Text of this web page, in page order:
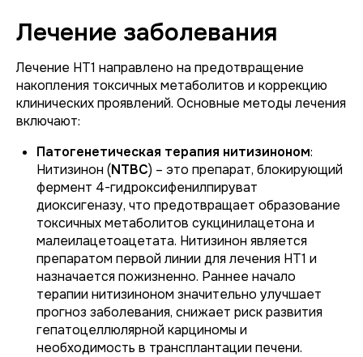
Лечение заболевания
Лечение НТ1 направлено на предотвращение
накопления токсичных метаболитов и коррекцию
клинических проявлений. Основные методы лечения
включают:
Патогенетическая терапия нитизиноном:
Нитизинон (NTBC) – это препарат, блокирующий
фермент 4-гидроксифенилпируват
диоксигеназу, что предотвращает образование
токсичных метаболитов сукцинилацетона и
малеилацетоацетата. Нитизинон является
препаратом первой линии для лечения НТ1 и
назначается пожизненно. Раннее начало
терапии нитизиноном значительно улучшает
прогноз заболевания, снижает риск развития
гепатоцеллюлярной карциномы и
необходимость в трансплантации печени.